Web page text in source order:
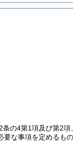
条の4第1項及び第2
な事項を定めるもの